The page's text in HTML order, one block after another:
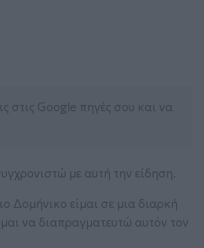
στις Google πηγές σου και να
με αυτή την είδηση.
Δομήνικο είμαι σε μια διαρκή
να διαπραγματευτώ αυτόν τον